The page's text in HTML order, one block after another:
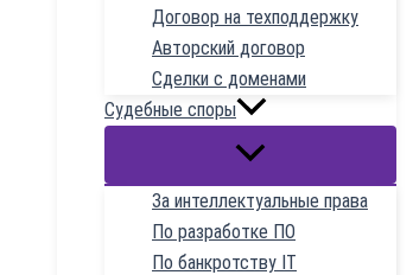
Договор на техподдержку
Авторский договор
Сделки с доменами
Судебные споры
За интеллектуальные права
По разработке ПО
По банкротству IT